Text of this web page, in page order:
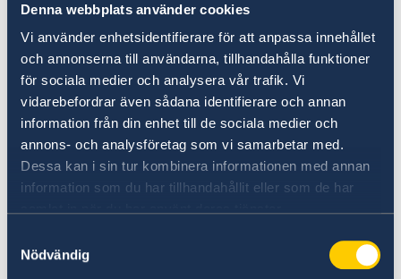
Denna webbplats använder cookies
Vi använder enhetsidentifierare för att anpassa innehållet
och annonserna till användarna, tillhandahålla funktioner
för sociala medier och analysera vår trafik. Vi
vidarebefordrar även sådana identifierare och annan
information från din enhet till de sociala medier och
annons- och analysföretag som vi samarbetar med.
Dessa kan i sin tur kombinera informationen med annan
information som du har tillhandahållit eller som de har
Nödvändig
Poster: Studio 44
Ata janë shtatë artistë nga Stokholmi, Suedi,
duke luajtur me ëndrrat dhe realitetin - niseni
kulturës, Studio 44 mban një qëndrim të qartë
për përfshirjen dhe diversitetin. Ekspozitat e